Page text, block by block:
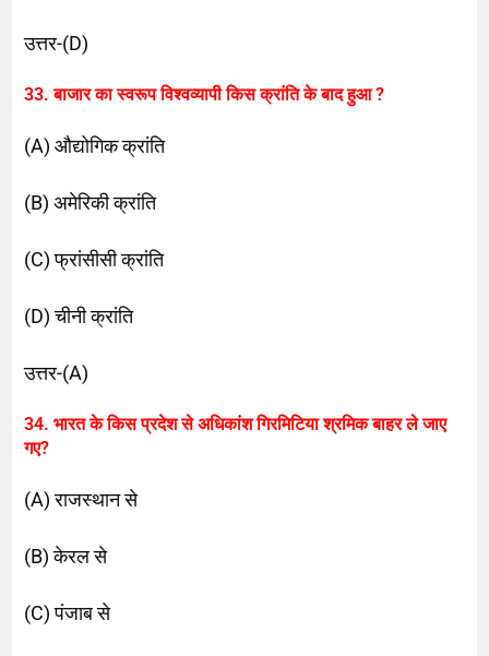
उत्तर-(D)
33. बाजार का स्वरूप विश्वव्यापी किस क्रांति के बाद हुआ ?
(A) औद्योगिक क्रांति
(B) अमेरिकी क्रांति
(C) फ्रांसीसी क्रांति
(D) चीनी क्रांति
उत्तर-(A)
34. भारत के किस प्रदेश से अधिकांश गिरमिटिया श्रमिक बाहर ले जाए
गए?
(A) राजस्थान से
(B) केरल से
(C) पंजाब से